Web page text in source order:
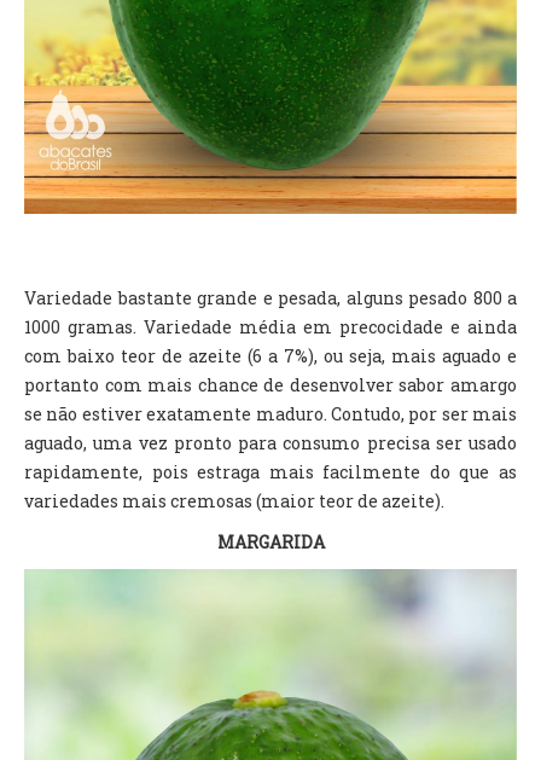
Variedade bastante grande e pesada, alguns pesado 800 a
1000 gramas. Variedade média em precocidade e ainda
com baixo teor de azeite (6 a 7%), ou seja, mais aguado e
portanto com mais chance de desenvolver sabor amargo
se não estiver exatamente maduro. Contudo, por ser mais
aguado, uma vez pronto para consumo precisa ser usado
rapidamente, pois estraga mais facilmente do que as
variedades mais cremosas (maior teor de azeite).
MARGARIDA